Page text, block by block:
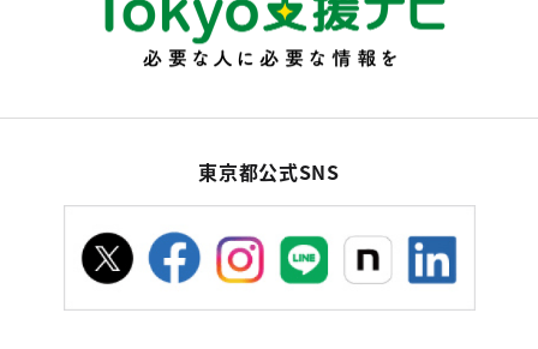
東京都公式SNS